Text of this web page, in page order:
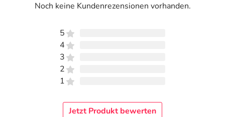
Noch keine Kundenrezensionen vorhanden.
5
4
3
2
1
Jetzt Produkt bewerten